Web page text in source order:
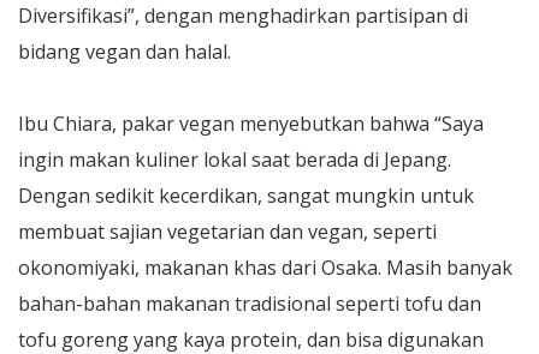
Diversifikasi”, dengan menghadirkan partisipan di
bidang vegan dan halal.
Ibu Chiara, pakar vegan menyebutkan bahwa “Saya
ingin makan kuliner lokal saat berada di Jepang.
Dengan sedikit kecerdikan, sangat mungkin untuk
membuat sajian vegetarian dan vegan, seperti
okonomiyaki, makanan khas dari Osaka. Masih banyak
bahan-bahan makanan tradisional seperti tofu dan
tofu goreng yang kaya protein, dan bisa digunakan